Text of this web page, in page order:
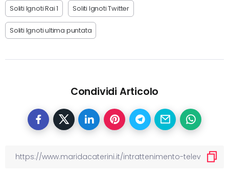
Soliti Ignoti Rai 1 Soliti Ignoti Twitter
Soliti Ignoti ultima puntata
Condividi Articolo